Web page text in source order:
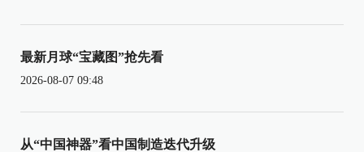
最新月球“宝藏图”抢先看
2026-08-07 09:48
从“中国神器”看中国制造迭代升级